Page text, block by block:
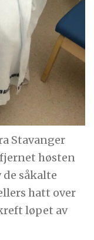
Stavanger
høsten
de såkalte
hatt over
løpet av